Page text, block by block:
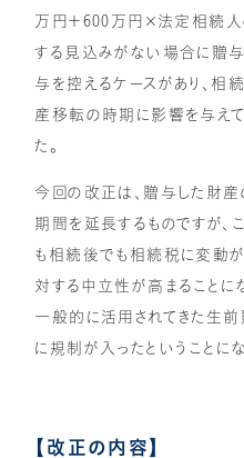
万円＋600万円×法定相続人
する見込みがない場合に贈
与を控えるケースがあり、
産移転の時期に影響を与え
た。
今回の改正は、贈与した財
期間を延長するものですが、
も相続後でも相続税に変動
対する中立性が高まることに
一般的に活用されてきた生
に規制が入ったということにな
【改正の内容】